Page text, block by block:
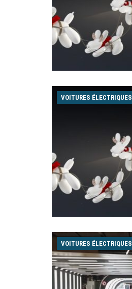
VOITURES ÉLECTRIQUES
VOITURES ÉLECTRIQUES